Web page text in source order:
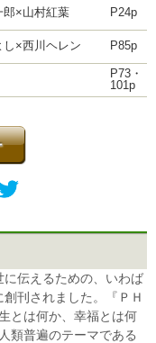
郎×山村紅葉 P24p
し×西川ヘレン P85p
P73・
101p
に伝えるための、いわば
刊されました。『ＰＨ
とは何か、幸福とは何
類普遍のテーマである